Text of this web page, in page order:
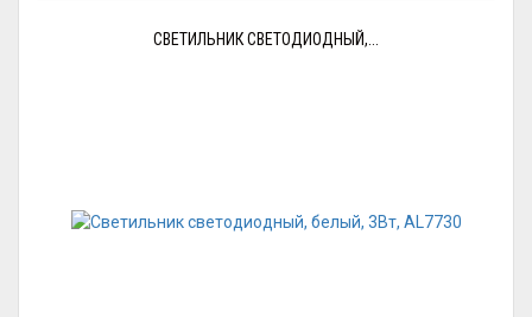
СВЕТИЛЬНИК СВЕТОДИОДНЫЙ,...